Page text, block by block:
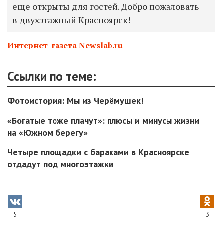
еще открыты для гостей. Добро пожаловать
в двухэтажный Красноярск!
Интернет-газета Newslab.ru
Ссылки по теме:
Фотоистория: Мы из Черёмушек!
«Богатые тоже плачут»: плюсы и минусы жизни
на «Южном берегу»
Четыре площадки с бараками в Красноярске
отдадут под многоэтажки
5 3